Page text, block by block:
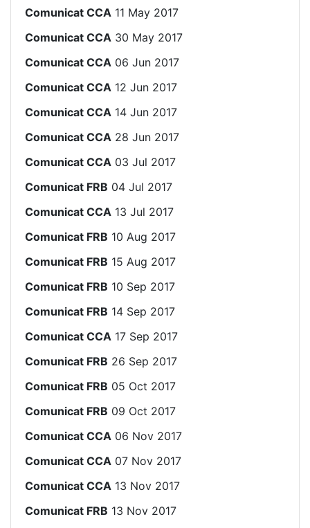
Comunicat CCA 11 May 2017
Comunicat CCA 30 May 2017
Comunicat CCA 06 Jun 2017
Comunicat CCA 12 Jun 2017
Comunicat CCA 14 Jun 2017
Comunicat CCA 28 Jun 2017
Comunicat CCA 03 Jul 2017
Comunicat FRB 04 Jul 2017
Comunicat CCA 13 Jul 2017
Comunicat FRB 10 Aug 2017
Comunicat FRB 15 Aug 2017
Comunicat FRB 10 Sep 2017
Comunicat FRB 14 Sep 2017
Comunicat CCA 17 Sep 2017
Comunicat FRB 26 Sep 2017
Comunicat FRB 05 Oct 2017
Comunicat FRB 09 Oct 2017
Comunicat CCA 06 Nov 2017
Comunicat CCA 07 Nov 2017
Comunicat CCA 13 Nov 2017
Comunicat FRB 13 Nov 2017